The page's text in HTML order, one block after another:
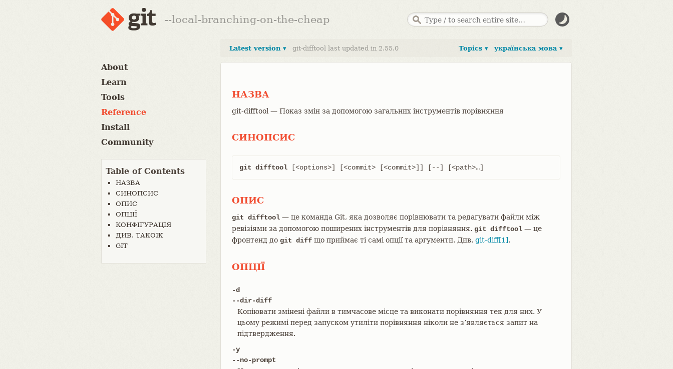
--local-branching-on-the-cheap
About
Learn
Tools
Reference
Install
Community
Table of Contents
НАЗВА
СИНОПСИС
ОПИС
ОПЦІЇ
КОНФІГУРАЦІЯ
ДИВ. ТАКОЖ
GIT
українська мова ▾
Topics ▾
Latest version ▾ git-difftool last updated in 2.55.0
НАЗВА
git-difftool — Показ змін за допомогою загальних інструментів порівняння
СИНОПСИС
git difftool [<options>] [<commit> [<commit>]] [--] [<path>…​]
ОПИС
git difftool — це команда Git, яка дозволяє порівнювати та редагувати файли між
ревізіями за допомогою поширених інструментів для порівняння. git difftool — це
фронтенд до git diff що приймає ті самі опції та аргументи. Див. git-diff[1].
ОПЦІЇ
-d
--dir-diff
Копіювати змінені файли в тимчасове місце та виконати порівняння тек для них. У
цьому режимі перед запуском утиліти порівняння ніколи не з’являється запит на
підтвердження.
-y
--no-prompt